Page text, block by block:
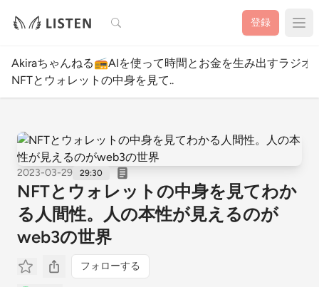
検索 登録
Akiraちゃんねる📻AIを使って時間とお金を生み出すラジオ
NFTとウォレットの中身を見て..
2023-03-29 29:30
NFTとウォレットの中身を見てわか
る人間性。人の本性が見えるのが
web3の世界
フォローする